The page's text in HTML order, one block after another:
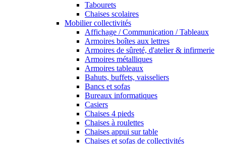
Tabourets
Chaises scolaires
Mobilier collectivités
Affichage / Communication / Tableaux
Armoires boîtes aux lettres
Armoires de sûreté, d'atelier & infirmerie
Armoires métalliques
Armoires tableaux
Bahuts, buffets, vaisseliers
Bancs et sofas
Bureaux informatiques
Casiers
Chaises 4 pieds
Chaises à roulettes
Chaises appui sur table
Chaises et sofas de collectivités